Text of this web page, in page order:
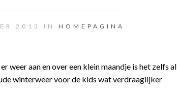
2013 IN HOMEPAGINA
weer aan en over een klein maandje is het zelfs al
winterweer voor de kids wat verdraaglijker